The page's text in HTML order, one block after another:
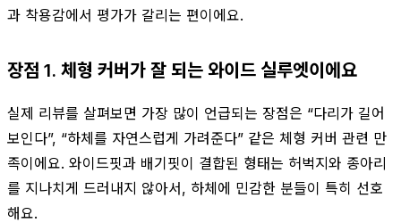
과 착용감에서 평가가 갈리는 편이에요.
장점 1. 체형 커버가 잘 되는 와이드 실루엣이에요
실제 리뷰를 살펴보면 가장 많이 언급되는 장점은 “다리가 길어
보인다”, “하체를 자연스럽게 가려준다” 같은 체형 커버 관련 만
족이에요. 와이드핏과 배기핏이 결합된 형태는 허벅지와 종아리
를 지나치게 드러내지 않아서, 하체에 민감한 분들이 특히 선호
해요.